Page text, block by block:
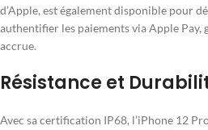
d’Apple, est également disponible pour
authentifier les paiements via Apple Pay,
accrue.
Résistance et
Avec sa certification IP68, l’iPhone 12